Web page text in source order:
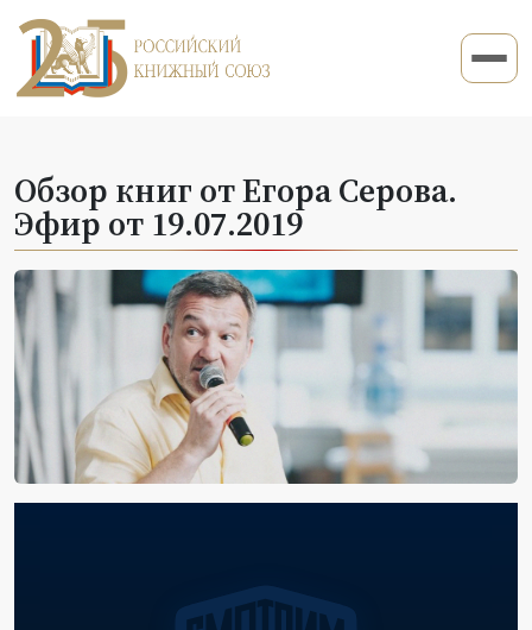
Обзор книг от Егора Серова.
Эфир от 19.07.2019